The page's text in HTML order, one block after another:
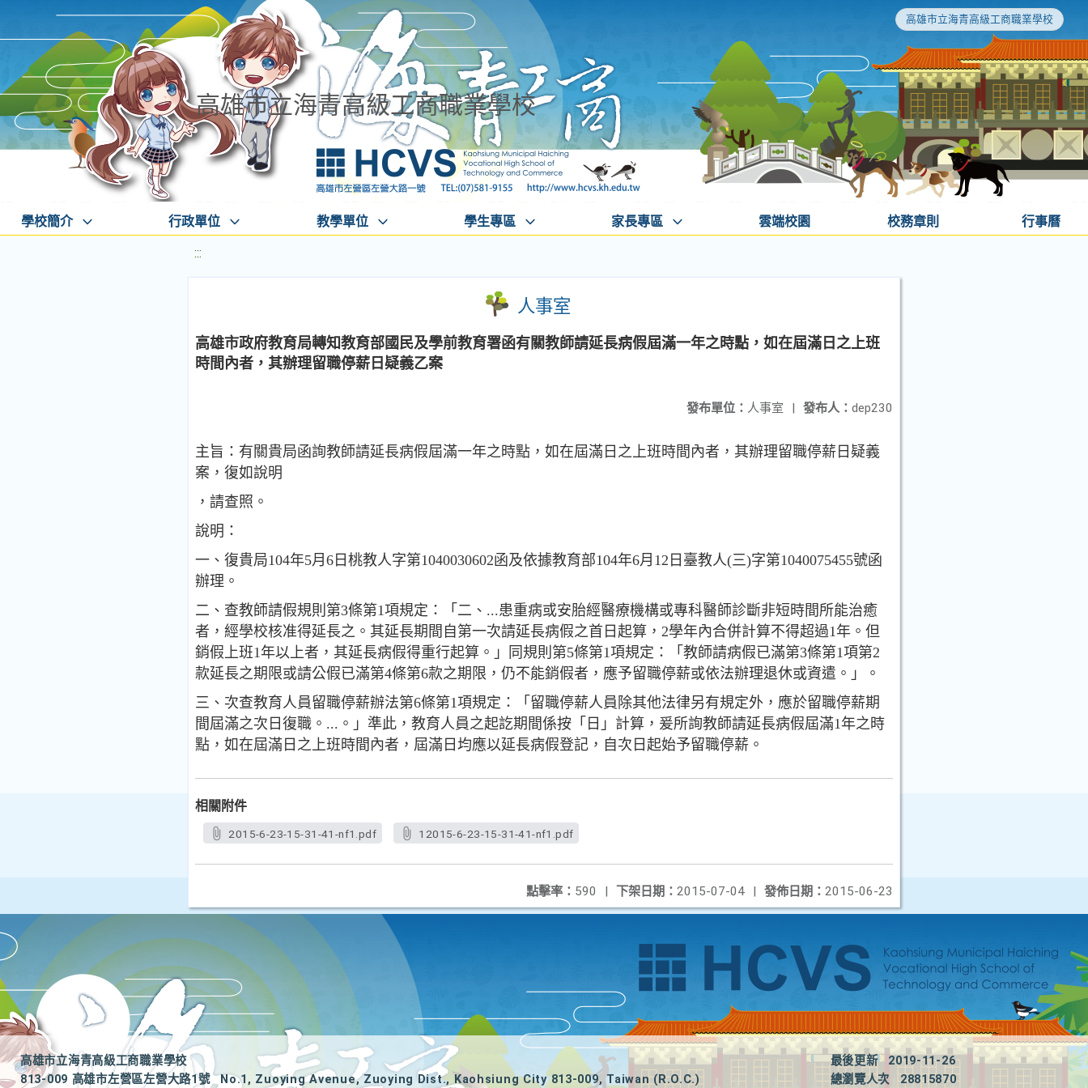
高雄市立海青高級工商職業學校
高雄市立海青高級工商職業學校
學校簡介 行政單位 教學單位 學生專區 家長專區 雲端校園 校務章則 行事曆
:::
人事室
高雄市政府教育局轉知教育部國民及學前教育署函有關教師請延長病假屆滿一年之時點，如在屆滿日之上班
時間內者，其辦理留職停薪日疑義乙案
發布人： dep230
發布單位： 人事室 |
主旨：有關貴局函詢教師請延長病假屆滿一年之時點，如在屆滿日之上班時間內者，其辦理留職停薪日疑義
案，復如說明
，請查照。
說明：
一、復貴局104年5月6日桃教人字第1040030602函及依據教育部104年6月12日臺教人(三)字第1040075455號函
辦理。
二、查教師請假規則第3條第1項規定：「二、...患重病或安胎經醫療機構或專科醫師診斷非短時間所能治癒
者，經學校核准得延長之。其延長期間自第一次請延長病假之首日起算，2學年內合併計算不得超過1年。但
銷假上班1年以上者，其延長病假得重行起算。」同規則第5條第1項規定：「教師請病假已滿第3條第1項第2
款延長之期限或請公假已滿第4條第6款之期限，仍不能銷假者，應予留職停薪或依法辦理退休或資遣。」。
三、次查教育人員留職停薪辦法第6條第1項規定：「留職停薪人員除其他法律另有規定外，應於留職停薪期
間屆滿之次日復職。...。」準此，教育人員之起訖期間係按「日」計算，爰所詢教師請延長病假屆滿1年之時
點，如在屆滿日之上班時間內者，屆滿日均應以延長病假登記，自次日起始予留職停薪。
相關附件
2015-6-23-15-31-41-nf1.pdf 12015-6-23-15-31-41-nf1.pdf
發佈日期： 2015-06-23
下架日期： 2015-07-04 |
點擊率： 590 |
高雄市立海青高級工商職業學校
813-009 高雄市左營區左營大路1號
No.1, Zuoying Avenue, Zuoying Dist., Kaohsiung City 813-009, Taiwan (R.O.C.)
最後更新
2019-11-26
總瀏覽人次
28815870